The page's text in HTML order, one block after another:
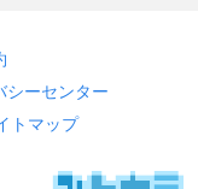
シーセンター
トマップ